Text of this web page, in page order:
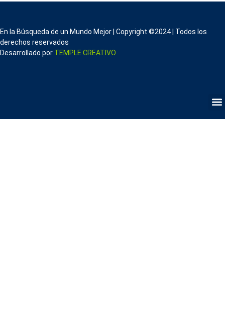
En la Búsqueda de un Mundo Mejor | Copyright ©2024 | Todos los
derechos reservados
Desarrollado por TEMPLE CREATIVO